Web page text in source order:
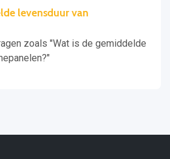
levensduur van
zoals "Wat is de gemiddelde